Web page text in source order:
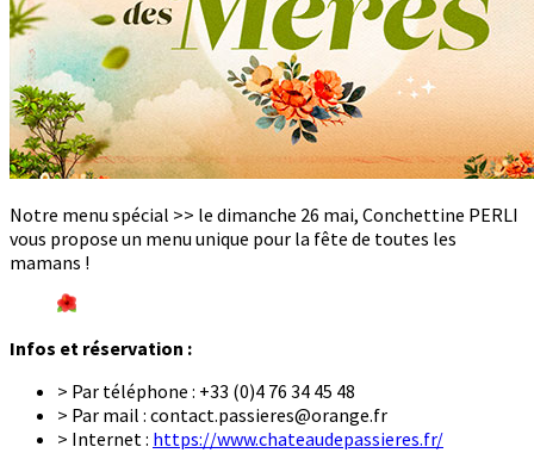
Notre menu spécial >> le dimanche 26 mai, Conchettine PERLI
vous propose un menu unique pour la fête de toutes les
mamans !
Infos et réservation :
> Par téléphone : +33 (0)4 76 34 45 48
> Par mail : contact.passieres@orange.fr
> Internet : https://www.chateaudepassieres.fr/